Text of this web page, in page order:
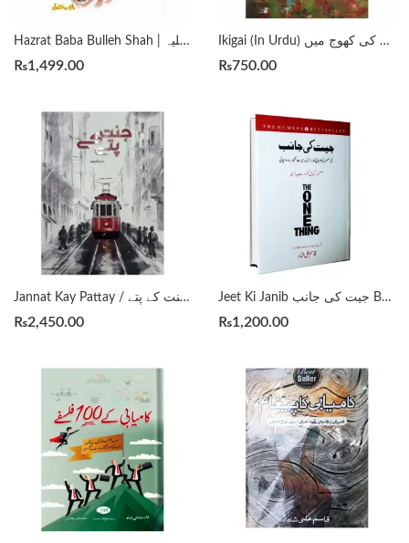
Hazrat Baba Bulleh Shah | حضرت بابا بلھے شاہ رحمۃ اللہ علیہ
₨1,499.00
Ikigai (In Urdu) جینے کی وجہ زندگی کی کھوج میں
₨750.00
Jannat Kay Pattay / جنت کے پتے by Nimrah Ahmed
₨2,450.00
Jeet Ki Janib جیت کی جانب By Qasim Ali Shah
₨1,200.00